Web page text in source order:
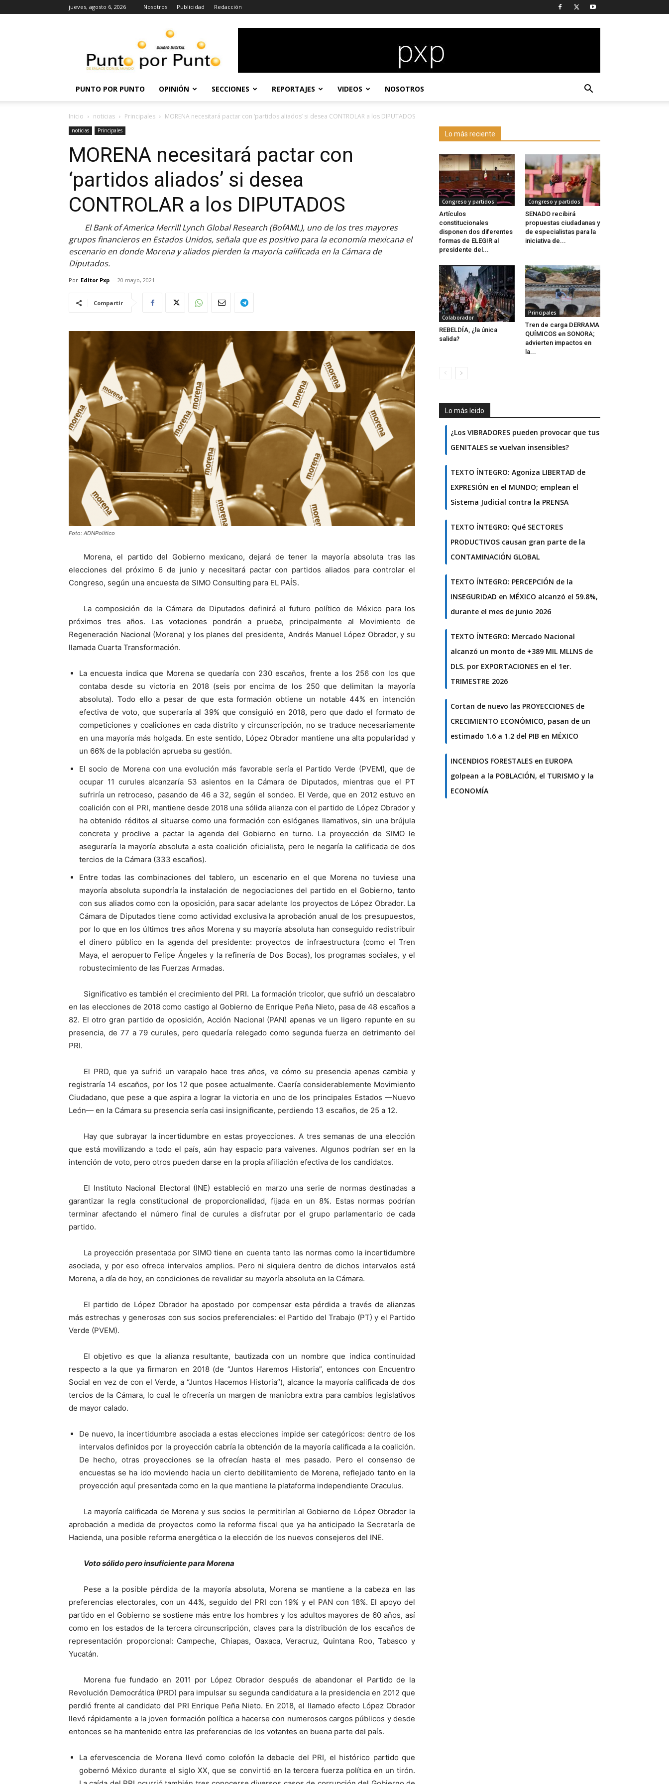
jueves, agosto 6, 2026 Nosotros Publicidad Redacción
Punto
PUNTO POR PUNTO OPINIÓN SECCIONES REPORTAJES VIDEOS NOSOTROS
Inicio noticias Principales MORENA necesitará pactar con ‘partidos aliados’ si desea CONTROLAR a los DIPUTADOS
noticias Principales
MORENA necesitará pactar con
‘partidos aliados’ si desea
CONTROLAR a los DIPUTADOS
El Bank of America Merrill Lynch Global Research (BofAML), uno de los tres mayores
grupos financieros en Estados Unidos, señala que es positivo para la economía mexicana el
escenario en donde Morena y aliados pierden la mayoría calificada en la Cámara de
Diputados.
Por Editor Pxp - 20 mayo, 2021
Compartir
Foto: ADNPolítico
Morena, el partido del Gobierno mexicano, dejará de tener la mayoría absoluta tras las
elecciones del próximo 6 de junio y necesitará pactar con partidos aliados para controlar el
Congreso, según una encuesta de SIMO Consulting para EL PAÍS.
La composición de la Cámara de Diputados definirá el futuro político de México para los
próximos tres años. Las votaciones pondrán a prueba, principalmente al Movimiento de
Regeneración Nacional (Morena) y los planes del presidente, Andrés Manuel López Obrador, y su
llamada Cuarta Transformación.
La encuesta indica que Morena se quedaría con 230 escaños, frente a los 256 con los que
contaba desde su victoria en 2018 (seis por encima de los 250 que delimitan la mayoría
absoluta). Todo ello a pesar de que esta formación obtiene un notable 44% en intención
efectiva de voto, que superaría al 39% que consiguió en 2018, pero que dado el formato de
competiciones y coaliciones en cada distrito y circunscripción, no se traduce necesariamente
en una mayoría más holgada. En este sentido, López Obrador mantiene una alta popularidad y
un 66% de la población aprueba su gestión.
El socio de Morena con una evolución más favorable sería el Partido Verde (PVEM), que de
ocupar 11 curules alcanzaría 53 asientos en la Cámara de Diputados, mientras que el PT
sufriría un retroceso, pasando de 46 a 32, según el sondeo. El Verde, que en 2012 estuvo en
coalición con el PRI, mantiene desde 2018 una sólida alianza con el partido de López Obrador y
ha obtenido réditos al situarse como una formación con eslóganes llamativos, sin una brújula
concreta y proclive a pactar la agenda del Gobierno en turno. La proyección de SIMO le
aseguraría la mayoría absoluta a esta coalición oficialista, pero le negaría la calificada de dos
tercios de la Cámara (333 escaños).
Entre todas las combinaciones del tablero, un escenario en el que Morena no tuviese una
mayoría absoluta supondría la instalación de negociaciones del partido en el Gobierno, tanto
con sus aliados como con la oposición, para sacar adelante los proyectos de López Obrador. La
Cámara de Diputados tiene como actividad exclusiva la aprobación anual de los presupuestos,
por lo que en los últimos tres años Morena y su mayoría absoluta han conseguido redistribuir
el dinero público en la agenda del presidente: proyectos de infraestructura (como el Tren
Maya, el aeropuerto Felipe Ángeles y la refinería de Dos Bocas), los programas sociales, y el
robustecimiento de las Fuerzas Armadas.
Significativo es también el crecimiento del PRI. La formación tricolor, que sufrió un descalabro
en las elecciones de 2018 como castigo al Gobierno de Enrique Peña Nieto, pasa de 48 escaños a
82. El otro gran partido de oposición, Acción Nacional (PAN) apenas ve un ligero repunte en su
presencia, de 77 a 79 curules, pero quedaría relegado como segunda fuerza en detrimento del
PRI.
El PRD, que ya sufrió un varapalo hace tres años, ve cómo su presencia apenas cambia y
registraría 14 escaños, por los 12 que posee actualmente. Caería considerablemente Movimiento
Ciudadano, que pese a que aspira a lograr la victoria en uno de los principales Estados —Nuevo
León— en la Cámara su presencia sería casi insignificante, perdiendo 13 escaños, de 25 a 12.
Hay que subrayar la incertidumbre en estas proyecciones. A tres semanas de una elección
que está movilizando a todo el país, aún hay espacio para vaivenes. Algunos podrían ser en la
intención de voto, pero otros pueden darse en la propia afiliación efectiva de los candidatos.
El Instituto Nacional Electoral (INE) estableció en marzo una serie de normas destinadas a
garantizar la regla constitucional de proporcionalidad, fijada en un 8%. Estas normas podrían
terminar afectando el número final de curules a disfrutar por el grupo parlamentario de cada
partido.
La proyección presentada por SIMO tiene en cuenta tanto las normas como la incertidumbre
asociada, y por eso ofrece intervalos amplios. Pero ni siquiera dentro de dichos intervalos está
Morena, a día de hoy, en condiciones de revalidar su mayoría absoluta en la Cámara.
El partido de López Obrador ha apostado por compensar esta pérdida a través de alianzas
más estrechas y generosas con sus socios preferenciales: el Partido del Trabajo (PT) y el Partido
Verde (PVEM).
El objetivo es que la alianza resultante, bautizada con un nombre que indica continuidad
respecto a la que ya firmaron en 2018 (de “Juntos Haremos Historia”, entonces con Encuentro
Social en vez de con el Verde, a “Juntos Hacemos Historia”), alcance la mayoría calificada de dos
tercios de la Cámara, lo cual le ofrecería un margen de maniobra extra para cambios legislativos
de mayor calado.
De nuevo, la incertidumbre asociada a estas elecciones impide ser categóricos: dentro de los
intervalos definidos por la proyección cabría la obtención de la mayoría calificada a la coalición.
De hecho, otras proyecciones se la ofrecían hasta el mes pasado. Pero el consenso de
encuestas se ha ido moviendo hacia un cierto debilitamiento de Morena, reflejado tanto en la
proyección aquí presentada como en la que mantiene la plataforma independiente Oraculus.
La mayoría calificada de Morena y sus socios le permitirían al Gobierno de López Obrador la
aprobación a medida de proyectos como la reforma fiscal que ya ha anticipado la Secretaría de
Hacienda, una posible reforma energética o la elección de los nuevos consejeros del INE.
Voto sólido pero insuficiente para Morena
Pese a la posible pérdida de la mayoría absoluta, Morena se mantiene a la cabeza en las
preferencias electorales, con un 44%, seguido del PRI con 19% y el PAN con 18%. El apoyo del
partido en el Gobierno se sostiene más entre los hombres y los adultos mayores de 60 años, así
como en los estados de la tercera circunscripción, claves para la distribución de los escaños de
representación proporcional: Campeche, Chiapas, Oaxaca, Veracruz, Quintana Roo, Tabasco y
Yucatán.
Morena fue fundado en 2011 por López Obrador después de abandonar el Partido de la
Revolución Democrática (PRD) para impulsar su segunda candidatura a la presidencia en 2012 que
perdió frente al candidato del PRI Enrique Peña Nieto. En 2018, el llamado efecto López Obrador
llevó rápidamente a la joven formación política a hacerse con numerosos cargos públicos y desde
entonces se ha mantenido entre las preferencias de los votantes en buena parte del país.
La efervescencia de Morena llevó como colofón la debacle del PRI, el histórico partido que
gobernó México durante el siglo XX, que se convirtió en la tercera fuerza política en un tirón.
Lo más reciente
Congreso y partidos
Artículos
constitucionales
disponen dos diferentes
formas de ELEGIR al
presidente del...
Congreso y partidos
SENADO recibirá
propuestas ciudadanas y
de especialistas para la
iniciativa de...
Colaborador
REBELDÍA, ¿la única
salida?
Principales
Tren de carga DERRAMA
QUÍMICOS en SONORA;
advierten impactos en
la...
Lo más leido
¿Los VIBRADORES pueden provocar que tus
GENITALES se vuelvan insensibles?
TEXTO ÍNTEGRO: Agoniza LIBERTAD de
EXPRESIÓN en el MUNDO; emplean el
Sistema Judicial contra la PRENSA
TEXTO ÍNTEGRO: Qué SECTORES
PRODUCTIVOS causan gran parte de la
CONTAMINACIÓN GLOBAL
TEXTO ÍNTEGRO: PERCEPCIÓN de la
INSEGURIDAD en MÉXICO alcanzó el 59.8%,
durante el mes de junio 2026
TEXTO ÍNTEGRO: Mercado Nacional
alcanzó un monto de +389 MIL MLLNS de
DLS. por EXPORTACIONES en el 1er.
TRIMESTRE 2026
Cortan de nuevo las PROYECCIONES de
CRECIMIENTO ECONÓMICO, pasan de un
estimado 1.6 a 1.2 del PIB en MÉXICO
INCENDIOS FORESTALES en EUROPA
golpean a la POBLACIÓN, el TURISMO y la
ECONOMÍA